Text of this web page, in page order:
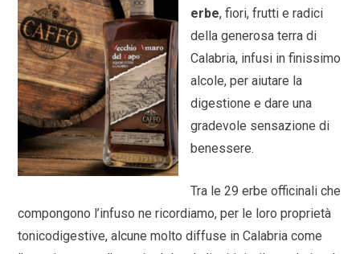
erbe, fiori, frutti e radici
della generosa terra di
Calabria, infusi in finissimo
alcole, per aiutare la
digestione e dare una
gradevole sensazione di
benessere.
Tra le 29 erbe officinali che
compongono l’infuso ne ricordiamo, per le loro proprietà
tonicodigestive, alcune molto diffuse in Calabria come